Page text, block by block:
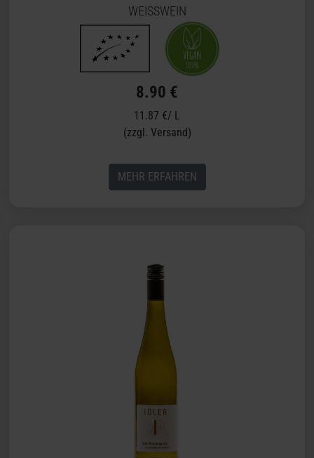
WEISSWEIN
8.90 €
11.87 €/ L
(zzgl. Versand)
MEHR ERFAHREN